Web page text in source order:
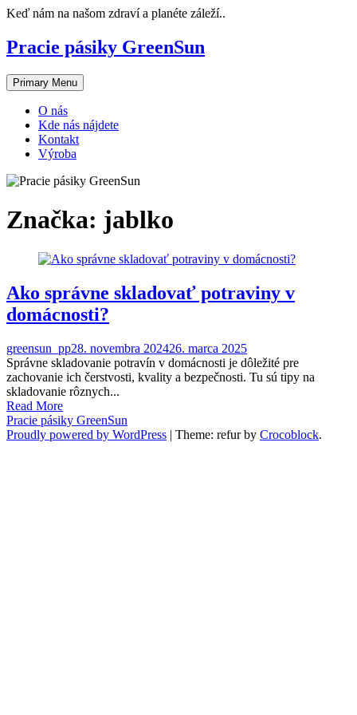
Skip
content
Keď nám na našom zdraví a planéte záleží..
Pracie pásiky GreenSun
Primary Menu
O nás
Kde nás nájdete
Kontakt
Výroba
Značka: jablko
Ako správne skladovať potraviny v
domácnosti?
greensun_pp28. novembra 202426. marca 2025
Správne skladovanie potravín v domácnosti je dôležité pre
zachovanie ich čerstvosti, kvality a bezpečnosti. Tu sú tipy na
skladovanie rôznych...
Read More
Pracie pásiky GreenSun
Proudly powered by WordPress | Theme: refur by Crocoblock.